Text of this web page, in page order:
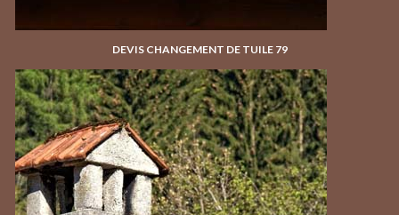
DEVIS CHANGEMENT DE TUILE 79